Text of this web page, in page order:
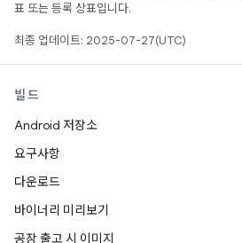
표 또는 등록 상표입니다.
최종 업데이트: 2025-07-27(UTC)
빌드
Android 저장소
요구사항
다운로드
바이너리 미리보기
공장 출고 시 이미지